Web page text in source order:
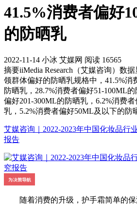
41.5%消费者偏好
的防晒乳
2022-11-14 小冰 艾媒网 阅读 16565
摘要iiMedia Research（艾媒咨询）数
领群体偏好的防晒乳规格中，41.5%消
防晒乳，28.7%消费者偏好51-100ML
偏好201-300ML的防晒乳，6.2%消费
乳，5.2%消费者偏好50ML及以下的防
艾媒咨询｜2022-2023年中国化妆品行
报告
随着消费的升级，护手霜简单的保